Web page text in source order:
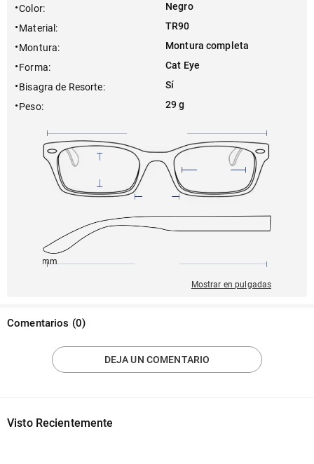
Color:
Negro
Material :
TR90
Montura:
Montura completa
Forma:
Cat Eye
Bisagra de Resorte:
Sí
Peso: 29 g
142mm
Mostrar en pulgadas
Comentarios (0)
DEJA UN COMENTARIO
Visto Recientemente